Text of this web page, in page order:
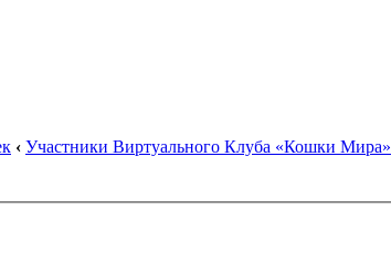
‹ Участники Виртуального Клуба «Кошки Мира»